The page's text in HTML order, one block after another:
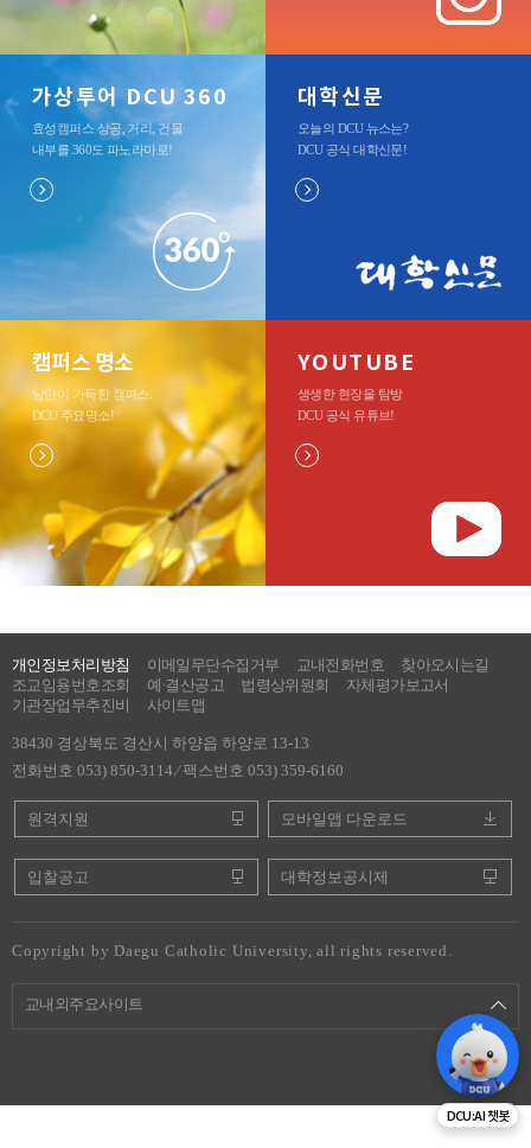
가상투어 DCU 360
효성캠퍼스 상공, 거리, 건물
내부를 360도 파노라마로!
캠퍼스 명소
낭만이 가득한 캠퍼스.
DCU 주요명소!
대학신문
오늘의 DCU 뉴스는?
DCU 공식 대학신문!
YOUTUBE
생생한 현장을 탐방
DCU 공식 유튜브!
개인정보처리방침 이메일무단수집거부 교내전화번호
찾아오시는길
조교임용번호조회
예·결산공고 법령상위원회
자체평가보고서
기관장업무추진비
사이트맵
38430 경상북도 경산시 하양읍 하양로 13-13
전화번호 053) 850-3114 ⁄ 팩스번호 053) 359-6160
원격지원 모바일앱 다운로드
입찰공고 대학정보공시제
Copyright by Daegu Catholic University, all rights reserved.
교내외주요사이트
DCU:AI 챗봇